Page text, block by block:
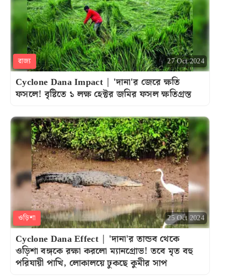
রাজ্য 27 Oct 2024
Cyclone Dana Impact | 'দানা'র জেরে ক্ষতি
ফসলে! বৃষ্টিতে ১ লক্ষ হেক্টর জমির ফসল ক্ষতিগ্রস্ত
ওড়িশা 25 Oct 2024
Cyclone Dana Effect | 'দানা'র তান্ডব থেকে
ওড়িশা বঙ্গকে রক্ষা করলো ম্যানগ্রোভ! তবে মৃত বহু
পরিযায়ী পাখি, লোকালয়ে ঢুকছে কুমীর সাপ